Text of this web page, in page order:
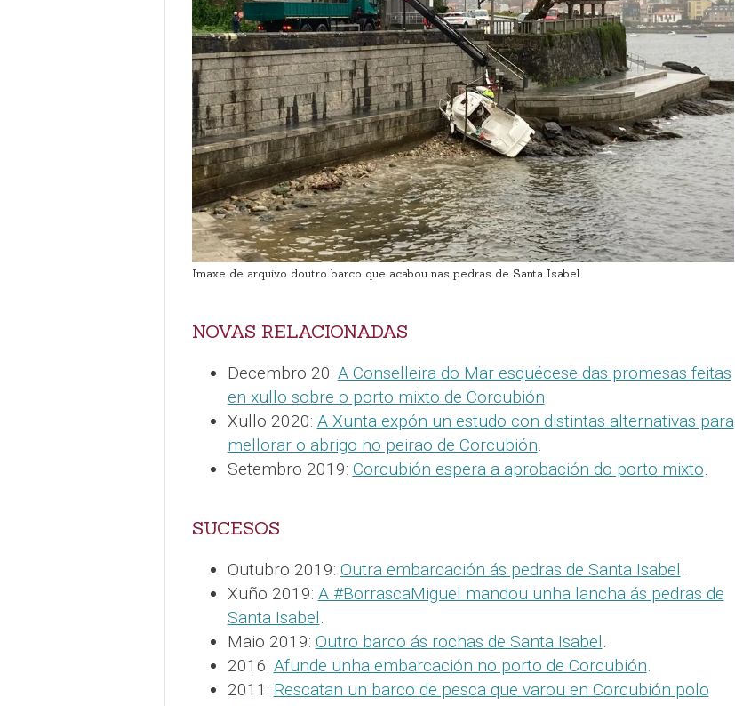
Imaxe de arquivo doutro barco que acabou nas pedras de Santa Isabel
NOVAS RELACIONADAS
Decembro 20: A Conselleira do Mar esquécese das promesas feitas
en xullo sobre o porto mixto de Corcubión.
Xullo 2020: A Xunta expón un estudo con distintas alternativas para
mellorar o abrigo no peirao de Corcubión.
Setembro 2019: Corcubión espera a aprobación do porto mixto.
SUCESOS
Outubro 2019: Outra embarcación ás pedras de Santa Isabel.
Xuño 2019: A #BorrascaMiguel mandou unha lancha ás pedras de
Santa Isabel.
Maio 2019: Outro barco ás rochas de Santa Isabel.
2016: Afunde unha embarcación no porto de Corcubión.
2011: Rescatan un barco de pesca que varou en Corcubión polo